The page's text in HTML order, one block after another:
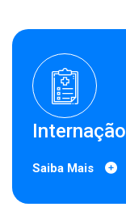
Saiba Mais